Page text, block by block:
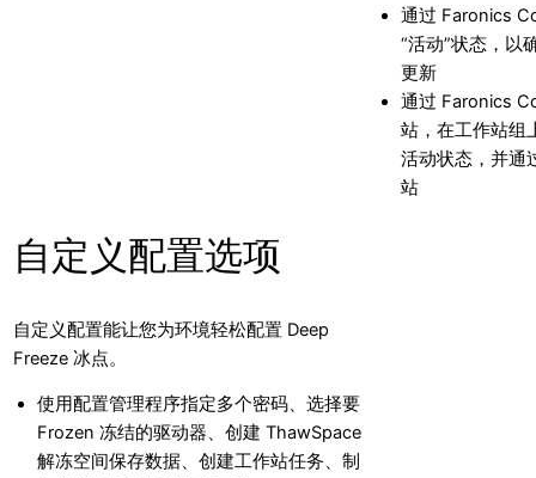
通过 Faronics
“活动”状态，以
更新
通过 Faronics
站，在工作站组
活动状态，并通
站
自定义配置选项
自定义配置能让您为环境轻松配置 Deep
Freeze 冰点。
使用配置管理程序指定多个密码、选择要
Frozen 冻结的驱动器、创建 ThawSpace
解冻空间保存数据、创建工作站任务、制